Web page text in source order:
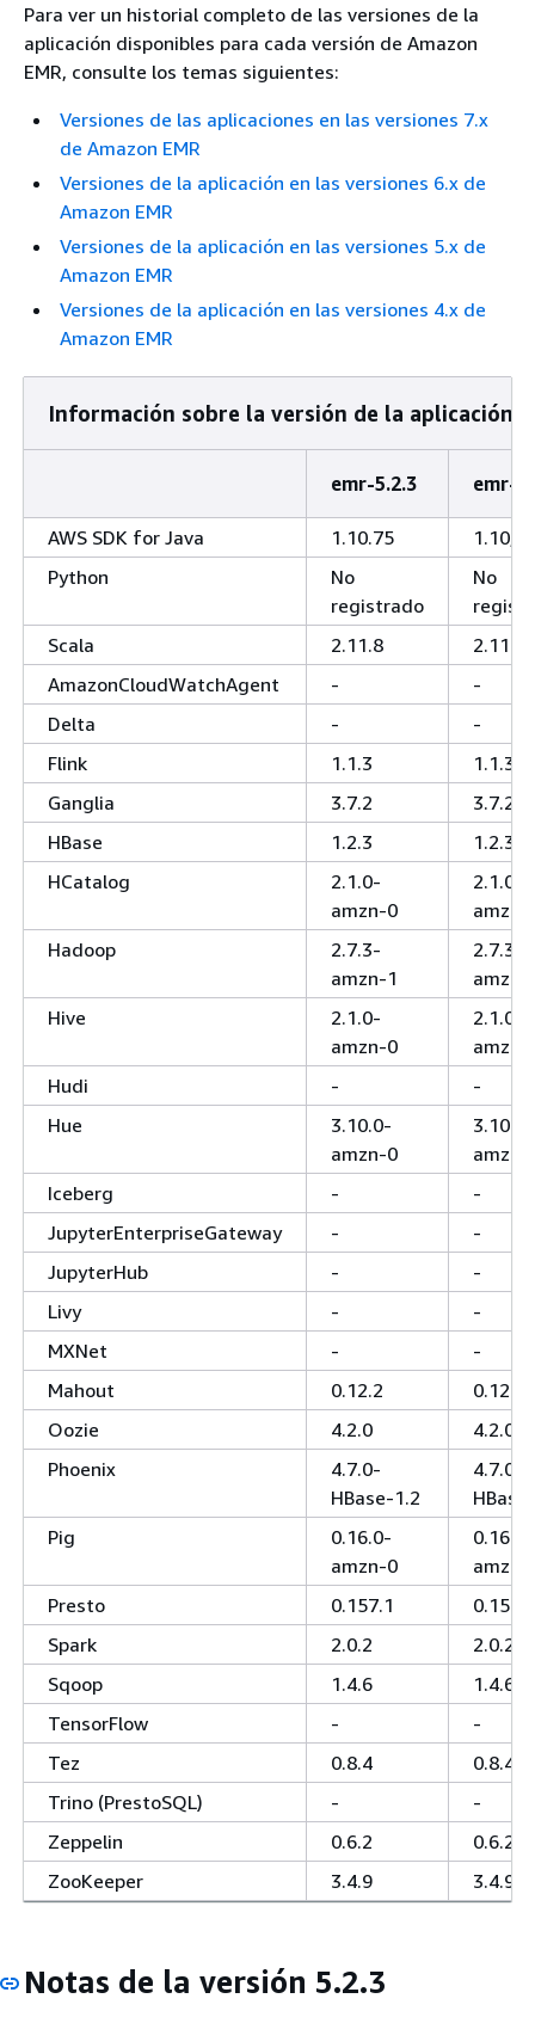
Para ver un historial completo de las versiones de la
aplicación disponibles para cada versión de Amazon
EMR, consulte los temas siguientes:
Versiones de las aplicaciones en las versiones 7.x
de Amazon EMR
Versiones de la aplicación en las versiones 6.x de
Amazon EMR
Versiones de la aplicación en las versiones 5.x de
Amazon EMR
Versiones de la aplicación en las versiones 4.x de
Amazon EMR
Información sobre la versión de la aplicación
emr-5.2.3 emr-
AWS SDK for Java 1.10.75
1.10,75
Python
No
registrado
No
Scala
2.11.8
2.11.8
AmazonCloudWatchAgent
-
-
Delta
-
-
Flink
1.1.3
1.1.3
Ganglia
3.7.2
3.7.2
HBase
1.2.3
1.2.3
HCatalog
2.1.0-
amzn-0
2.1.0-
amzn-
Hadoop
2.7.3-
amzn-1
2.7.3-
amzn-
Hive
2.1.0-
amzn-0
2.1.0-
amzn-
Hudi
-
-
Hue
3.10.0-
amzn-0
3.10.0-
amzn-
Iceberg
-
-
JupyterEnterpriseGateway
-
-
JupyterHub
-
-
Livy
-
-
MXNet
-
-
Mahout
0.12.2
0.12.2
Oozie
4.2.0
4.2.0
Phoenix
4.7.0-
HBase-1.2
4.7.0-
Pig
0.16.0-
amzn-0
0.16.0-
amzn-
Presto
0.157.1
0.157.1
Spark
2.0.2
2.0.2
Sqoop
1.4.6
1.4.6
TensorFlow
-
-
Tez
0.8.4
0.8.4
Trino (PrestoSQL)
-
-
Zeppelin
0.6.2
0.6.2
ZooKeeper
3.4.9 3.4.9
Notas de la versión 5.2.3